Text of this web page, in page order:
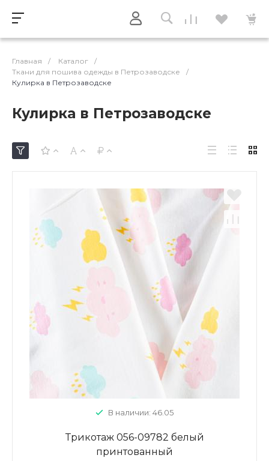
Главная / Каталог
/
Ткани для пошива одежды в Петрозаводске
/
Кулирка в Петрозаводске
Кулирка в Петрозаводске
В наличии: 46.05
Трикотаж 056-09782 белый
принтованный